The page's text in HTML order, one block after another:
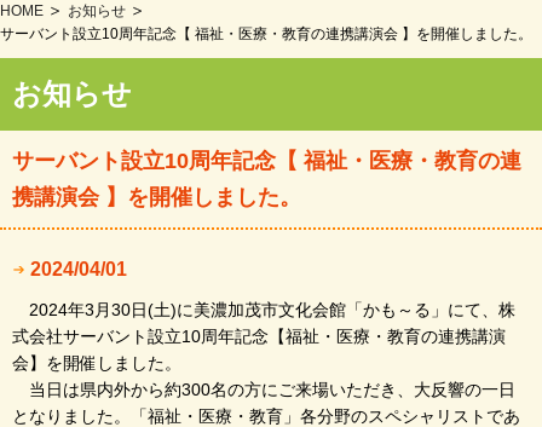
HOME
お知らせ
サーバント設立10周年記念【 福祉・医療・教育の連携講演会 】を開催しました。
お知らせ
サーバント設立10周年記念【 福祉・医療・教育の連
携講演会 】を開催しました。
2024/04/01
2024年3月30日(土)に美濃加茂市文化会館「かも～る」にて、株
式会社サーバント設立10周年記念【福祉・医療・教育の連携講演
会】を開催しました。
当日は県内外から約300名の方にご来場いただき、大反響の一日
となりました。「福祉・医療・教育」各分野のスペシャリストであ